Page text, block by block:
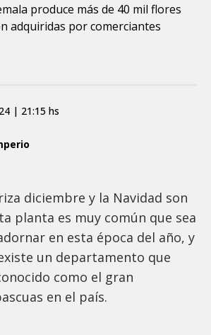
produce más de 40 mil flores
adquiridas por comerciantes
| 21:15 hs
diciembre y la Navidad son
planta es muy común que sea
en esta época del año, y
un departamento que
como el gran
en el país.